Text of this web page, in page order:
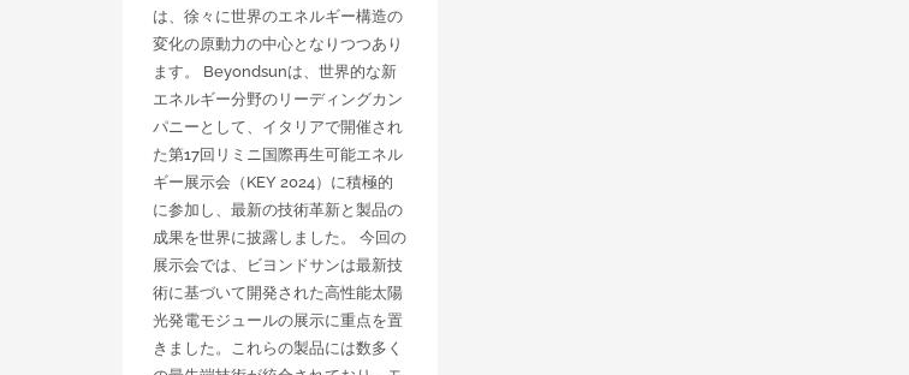
は、徐々に世界のエネルギー構造の
変化の原動力の中心となりつつあり
ます。 Beyondsunは、世界的な新
エネルギー分野のリーディングカン
パニーとして、イタリアで開催され
た第17回リミニ国際再生可能エネル
ギー展示会（KEY 2024）に積極的
に参加し、最新の技術革新と製品の
成果を世界に披露しました。 今回の
展示会では、ビヨンドサンは最新技
術に基づいて開発された高性能太陽
光発電モジュールの展示に重点を置
きました。これらの製品には数多く